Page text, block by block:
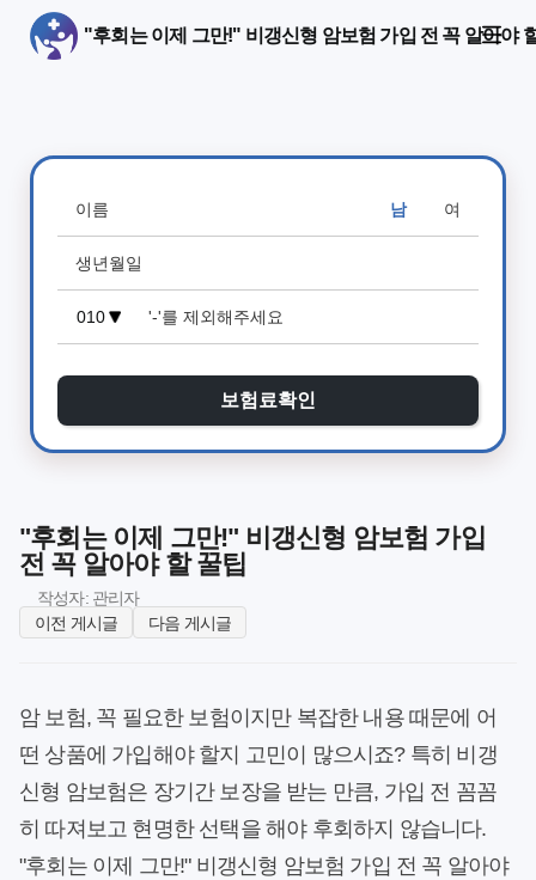
"후회는 이제 그만!" 비갱신형 암보험 가입 전 꼭 알아야
남 여
보험료확인
"후회는 이제 그만!" 비갱신형 암보험 가입
전 꼭 알아야 할 꿀팁
작성자: 관리자
이전 게시글
다음 게시글
암 보험, 꼭 필요한 보험이지만 복잡한 내용 때문에 어
떤 상품에 가입해야 할지 고민이 많으시죠? 특히 비갱
신형 암보험은 장기간 보장을 받는 만큼, 가입 전 꼼꼼
히 따져보고 현명한 선택을 해야 후회하지 않습니다.
"후회는 이제 그만!" 비갱신형 암보험 가입 전 꼭 알아야